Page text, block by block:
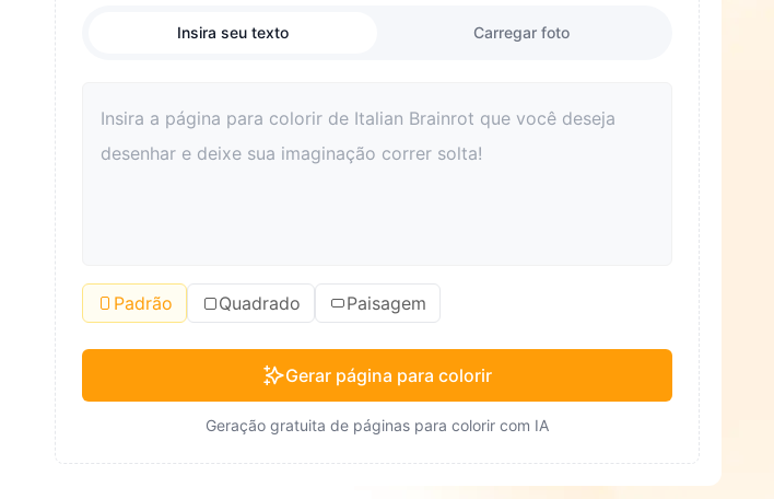
Insira seu texto Carregar foto
Padrão Quadrado Paisagem
Gerar página para colorir
Geração gratuita de páginas para colorir com IA